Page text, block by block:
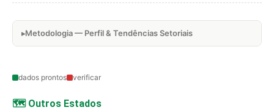
Metodologia — Perfil & Tendências Setoriais
dados prontos verificar
🗺️ Outros Estados